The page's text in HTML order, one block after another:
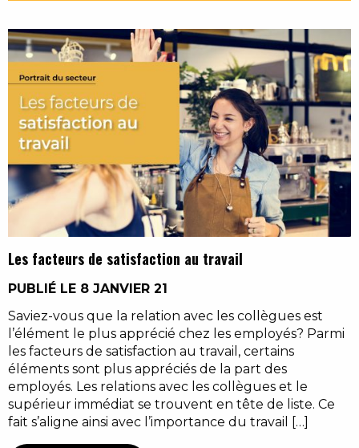
Les facteurs de satisfaction au travail
PUBLIÉ LE 8 JANVIER 21
Saviez-vous que la relation avec les collègues est
l’élément le plus apprécié chez les employés? Parmi
les facteurs de satisfaction au travail, certains
éléments sont plus appréciés de la part des
employés. Les relations avec les collègues et le
supérieur immédiat se trouvent en tête de liste. Ce
fait s’aligne ainsi avec l’importance du travail […]